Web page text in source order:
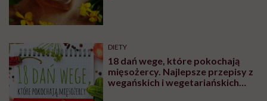
DIETY
18 dań wege, które pokochają
mięsożercy. Najlepsze przepisy z
wegańskich i wegetariańskich